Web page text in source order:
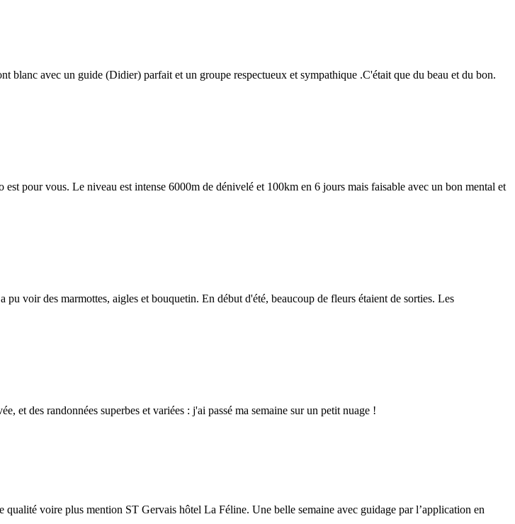
blanc avec un guide (Didier) parfait et un groupe respectueux et sympathique .C'était que du beau et du bon.
pour vous. Le niveau est intense 6000m de dénivelé et 100km en 6 jours mais faisable avec un bon mental et
voir des marmottes, aigles et bouquetin. En début d'été, beaucoup de fleurs étaient de sorties. Les
et des randonnées superbes et variées : j'ai passé ma semaine sur un petit nuage !
voire plus mention ST Gervais hôtel La Féline. Une belle semaine avec guidage par l’application en